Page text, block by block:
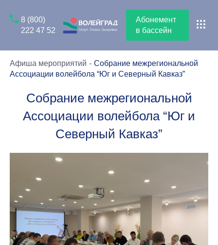
8 (800)
222 47 52
Абонемент
в бассейн
Афиша мероприятий
Cобрание межрегиональной
Ассоциации волейбола “Юг и Северный Кавказ”
Cобрание межрегиональной
Ассоциации волейбола “Юг и
Северный Кавказ”